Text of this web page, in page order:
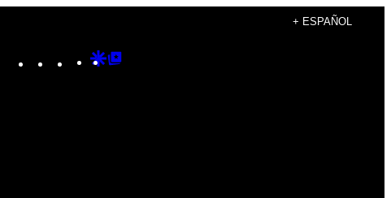
+ ESPAÑOL
Instagram
TikTokYouTube
Google